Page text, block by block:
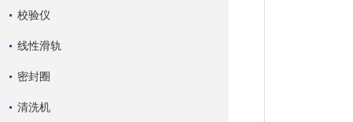
校验仪
线性滑轨
密封圈
清洗机